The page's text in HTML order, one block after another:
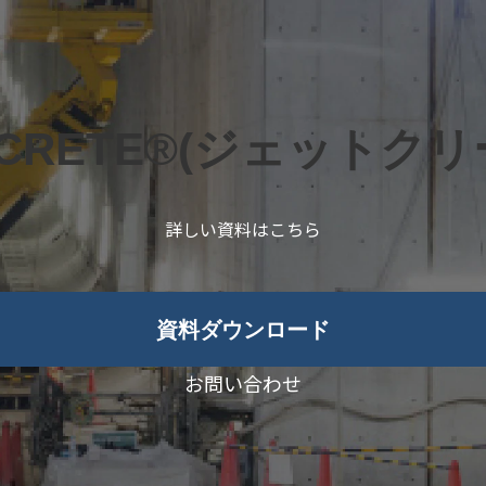
ジェットクリ
詳しい資料はこちら
資料ダウンロード
お問い合わせ